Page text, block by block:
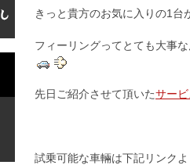
きっと貴方のお気に入りの1台
フィーリングってとても大事
先日ご紹介させて頂いたサー
試乗可能な車輛は下記リンク